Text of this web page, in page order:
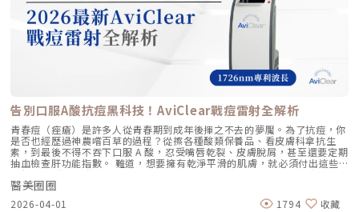
「智慧型保養」，漸進式修復你的肌膚底層架構。哪些人適合做璞菲洛？
Profhilo不僅適合輕熟女族群，也非常適合希望改善整體膚況、延緩老化的
人。尤其推薦給以下族群： 面臨初老症狀者： 臉部、頸部或手部出現細
紋、輕微鬆弛，以及肌膚彈性下降、缺乏緊實感的人。 膚質困擾者： 肌膚
乾燥、毛孔粗大、膚色不均或膚質粗糙，希望透過深層保濕來全面提升膚況
的人。 追求自然效果者： 不希望外觀有大幅度改變，只想透過自然、漸進
的方式讓自己看起來更年輕、更有氣色。 對其他療程敏感者： 曾對雷射、
能量儀器等療程反應較大，或希望尋找一種低風險、低修復期的保養方式。
忙碌但仍想維持好氣色的族群非常友善。璞菲洛療程建議與效果說明璞菲洛
建議以三次療程為一完整週期，前兩次治療間隔約30天，第三次則可延長至
4至6個月後進行。必要時，醫師會根據患者肌膚老化程度，評估是否安排加
強治療，以達到最佳效果。大部分患者在首次治療後約2至4週，能感受到肌
膚保濕度提升與質感柔嫩。完整療程結束後，肌膚彈性、細緻度與毛孔緊實
度明顯改善，效果可維持數月，期間因人而異，與個人膚質及保養習慣相
關。針對肌膚老化較嚴重的患者，醫師會提供客製化療程方案，確保治療成
效符合期待。為何完成完整療程後仍需定期補打？雖然Profhilo在第一年完
成三次療程後，可促進皮膚彈力蛋白的新生，但其成分會在體內逐漸代謝，
幅降低因能量落點錯誤導致的劇痛或副作用。 精準鎖定 SMAS 筋膜層：確
保每一發熱凝結點都精確落在支撐輪廓的關鍵地基上。 即時監控探頭貼合
度：防止因貼合不全導致的表皮燙傷。二、 三種鬆弛型態：妳需要的是
「拉提」還是「緊緻」？很多客人到診間會直接說：「我要打音波。」但我
通常會先進行細緻的觸診與影像觀察，因為「鬆弛」其實分為不同層次。如
果診斷錯誤，治療效果就會大打折扣。我將臉部老化歸納為三種主要型態，
並給予不同的客製化建議：2.1 筋膜鬆弛型（結構下垂）這是最適合美國音
墜。這類問題的根源在於 SMAS 筋膜層失去張力，需要透過美音二代深達
4.5mm 的聚焦能量，從地基進行「拉提」。2.2 表皮鬆弛型（膚質鬆軟）
如果妳覺得臉部皮膚軟爛、毛孔粗大、布滿細紋，這通常是真皮層膠原蛋白
流失。此時我會建議以「無雙電波」或「鳳凰電波」為主，強化表層的「緊
緻」，若能搭配美音二代 1.5mm 或 3.0mm 的探頭進行分層治療，效果會
更全面。2.3 脂肪下移型（贅肉堆積）有些人老化表現是法令紋上方擠出一
塊肉，或是出現明顯的雙下巴。這類族群除了筋膜拉提，還需要美音二代對
脂肪組織產生的微熱效應來進行收斂，收緊鬆贅組織，恢復線條的俐落感。
三、 關於痛感與效果：二代真的不一樣嗎？「醫師，聽說美國音波非常
痛，是真的嗎？」這是許多客人心中的陰影。的確，第一代美國音波因其能
告別口服A酸抗痘黑科技！AviClear戰痘雷射全解析
青春痘（痤瘡）是許多人從青春期到成年後揮之不去的夢魘。為了抗痘，你
是否也經歷過神農嚐百草的過程？從擦各種酸類保養品、看皮膚科拿抗生
素，到最後不得不吞下口服 A 酸，忍受嘴唇乾裂、皮膚脫屑，甚至還要定期
抽血檢查肝功能指數。 難道，想要擁有乾淨平滑的肌膚，就必須付出這些
代價嗎？ 隨著醫學美容科技的進步，抗痘治療終於迎來了劃時代的突破。
全球首款獲得美國 FDA 認證，專門針對「皮脂腺」進行治療的 AviClear 戰
痘雷射 正式問世。它主打不需依賴藥物、無嚴重副作用，透過專利
1726nm 波長雷射，從根源「關閉」過度活躍的皮脂腺。 這篇文章將帶你
醫美圈圈
2026-04-01 1794 收藏